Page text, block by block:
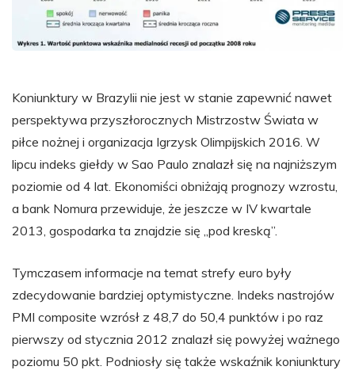
Koniunktury w Brazylii nie jest w stanie zapewnić nawet
perspektywa przyszłorocznych Mistrzostw Świata w
piłce nożnej i organizacja Igrzysk Olimpijskich 2016. W
lipcu indeks giełdy w Sao Paulo znalazł się na najniższym
poziomie od 4 lat. Ekonomiści obniżają prognozy wzrostu,
a bank Nomura przewiduje, że jeszcze w IV kwartale
2013, gospodarka ta znajdzie się „pod kreską”.
Tymczasem informacje na temat strefy euro były
zdecydowanie bardziej optymistyczne. Indeks nastrojów
PMI composite wzrósł z 48,7 do 50,4 punktów i po raz
pierwszy od stycznia 2012 znalazł się powyżej ważnego
poziomu 50 pkt. Podniosły się także wskaźnik koniunktury